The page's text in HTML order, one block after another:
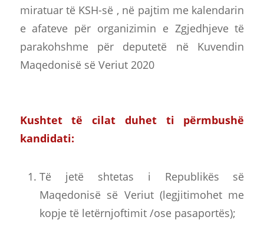
miratuar të KSH-së , në pajtim me kalendarin
e afateve për organizimin e Zgjedhjeve të
parakohshme për deputetë në Kuvendin
Maqedonisë së Veriut 2020
Kushtet të cilat duhet ti përmbushë
kandidati:
Të jetë shtetas i Republikës së
Maqedonisë së Veriut (legjitimohet me
kopje të letërnjoftimit /ose pasaportës);